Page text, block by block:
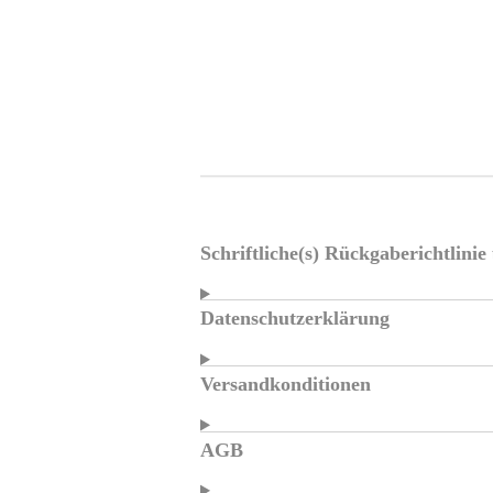
Schriftliche(s)
Datenschutzerklärung
Versandkonditionen
AGB